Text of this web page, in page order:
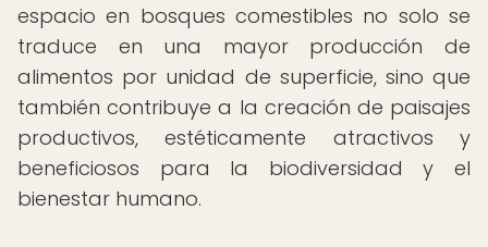
espacio en bosques comestibles no solo se
traduce en una mayor producción de
alimentos por unidad de superficie, sino que
también contribuye a la creación de paisajes
productivos, estéticamente atractivos y
beneficiosos para la biodiversidad y el
bienestar humano.